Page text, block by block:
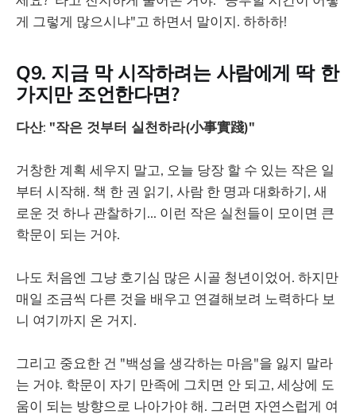
게 그렇게 많으시냐"고 하면서 말이지. 하하하!
Q9. 지금 막 시작하려는 사람에게 딱 한
가지만 조언한다면?
다산: "작은 것부터 실천하라(小事實踐)"
거창한 계획 세우지 말고, 오늘 당장 할 수 있는 작은 일
부터 시작해. 책 한 권 읽기, 사람 한 명과 대화하기, 새
로운 것 하나 관찰하기... 이런 작은 실천들이 모이면 큰
학문이 되는 거야.
나도 처음엔 그냥 호기심 많은 시골 청년이었어. 하지만
매일 조금씩 다른 것을 배우고 연결해보려 노력하다 보
니 여기까지 온 거지.
그리고 중요한 건 "백성을 생각하는 마음"을 잃지 말라
는 거야. 학문이 자기 만족에 그치면 안 되고, 세상에 도
움이 되는 방향으로 나아가야 해. 그러면 자연스럽게 여